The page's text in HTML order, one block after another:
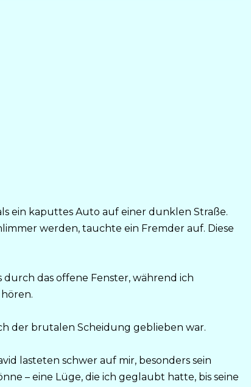
ein kaputtes Auto auf einer dunklen Straße.
werden, tauchte ein Fremder auf. Diese
das offene Fenster, während ich
der brutalen Scheidung geblieben war.
lasteten schwer auf mir, besonders sein
– eine Lüge, die ich geglaubt hatte, bis seine